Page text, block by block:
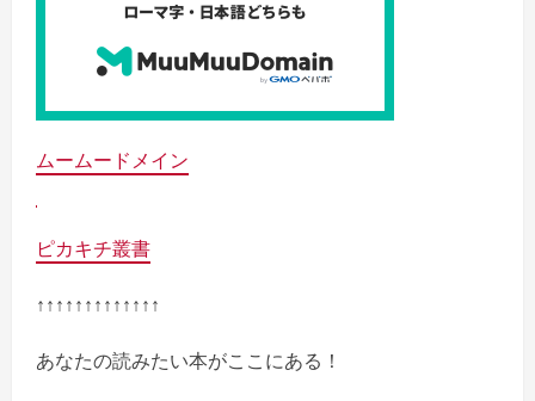
ムームードメイン
ピカキチ叢書
↑↑↑↑↑↑↑↑↑↑↑↑↑
あなたの読みたい本がここにある！